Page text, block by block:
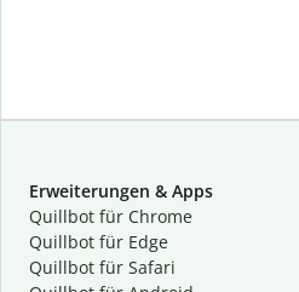
Erweiterungen & Apps
Quillbot für Chrome
Quillbot für Edge
Quillbot für Safari